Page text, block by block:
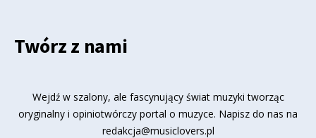
Twórz z nami
Wejdź w szalony, ale fascynujący świat muzyki tworząc
oryginalny i opiniotwórczy portal o muzyce. Napisz do nas na
redakcja@musiclovers.pl